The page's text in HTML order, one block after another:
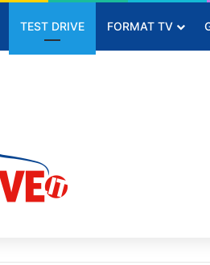
TEST DRIVE FORMAT TV